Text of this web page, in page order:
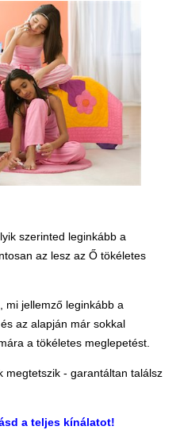
szerinted leginkább a
az lesz az Ő tökéletes
mi jellemző leginkább a
az alapján már sokkal
a tökéletes meglepetést.
megtetszik - garantáltan találsz
a teljes kínálatot!
LOGICO
LÜK
Magyar játékok
Montessori játékok
Mozgásfejlesztő játékok
Okos partijátékok
Papírszínház
Spiegelburg játékok
Strandjátékok
Szerelés, barkácsolás, kerti
Szerepjáték